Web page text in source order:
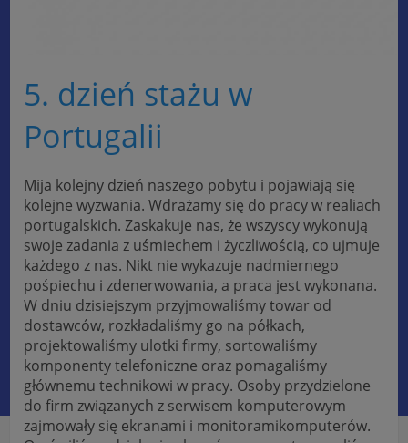
5. dzień stażu w
Portugalii
Mija kolejny dzień naszego pobytu i pojawiają się
kolejne wyzwania. Wdrażamy się do pracy w realiach
portugalskich. Zaskakuje nas, że wszyscy wykonują
swoje zadania z uśmiechem i życzliwością, co ujmuje
każdego z nas. Nikt nie wykazuje nadmiernego
pośpiechu i zdenerwowania, a praca jest wykonana.
W dniu dzisiejszym przyjmowaliśmy towar od
dostawców, rozkładaliśmy go na półkach,
projektowaliśmy ulotki firmy, sortowaliśmy
komponenty telefoniczne oraz pomagaliśmy
głównemu technikowi w pracy. Osoby przydzielone
do firm związanych z serwisem komputerowym
zajmowały się ekranami i monitoramikomputerów.